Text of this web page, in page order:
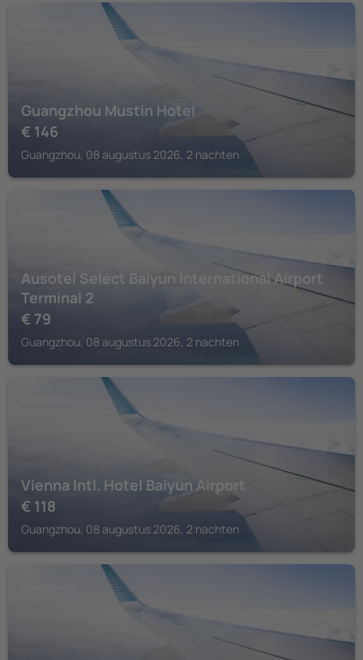
Guangzhou Mustin Hotel
€ 146
Guangzhou, 08 augustus 2026, 2 nachten
Ausotel Select Baiyun International Airport
Terminal 2
€ 79
Guangzhou, 08 augustus 2026, 2 nachten
Vienna Intl. Hotel Baiyun Airport
€ 118
Guangzhou, 08 augustus 2026, 2 nachten